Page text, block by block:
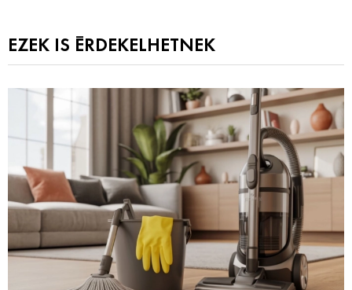
EZEK IS ÉRDEKELHETNEK